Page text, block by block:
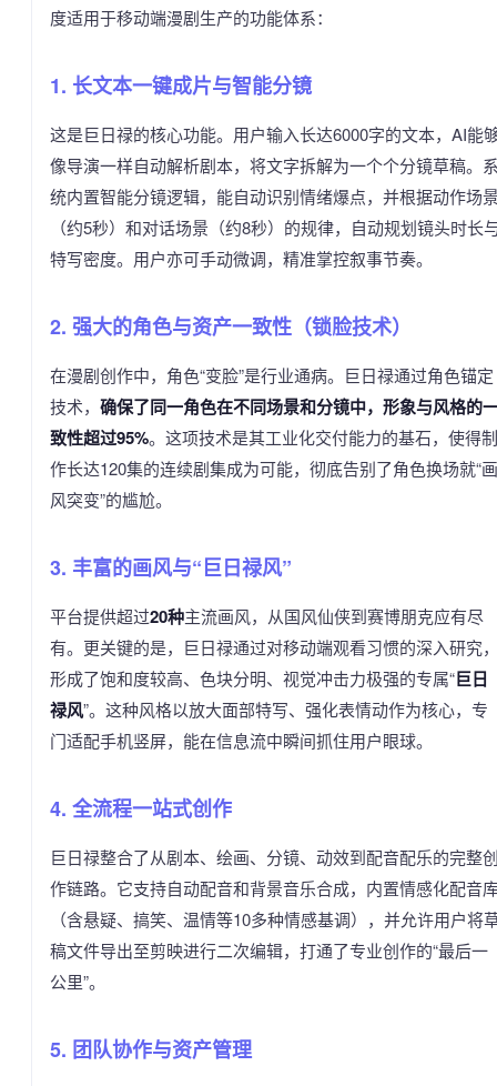
度适用于移动端漫剧生产的功能体系：
1. 长文本一键成片与智能分镜
这是巨日禄的核心功能。用户输入长达6000字的文本，AI能
像导演一样自动解析剧本，将文字拆解为一个个分镜草稿。
统内置智能分镜逻辑，能自动识别情绪爆点，并根据动作场
（约5秒）和对话场景（约8秒）的规律，自动规划镜头时长
特写密度。用户亦可手动微调，精准掌控叙事节奏。
2. 强大的角色与资产一致性（锁脸技术）
在漫剧创作中，角色“变脸”是行业通病。巨日禄通过角色锚定
技术， 确保了同一角色在不同场景和分镜中，形象与风格的
致性超过95%。这项技术是其工业化交付能力的基石，使得制
作长达120集的连续剧集成为可能，彻底告别了角色换场就“画
风突变”的尴尬。
3. 丰富的画风与“巨日禄风”
平台提供超过20种主流画风，从国风仙侠到赛博朋克应有尽
有。更关键的是，巨日禄通过对移动端观看习惯的深入研究
形成了饱和度较高、色块分明、视觉冲击力极强的专属“巨日
禄风”。这种风格以放大面部特写、强化表情动作为核心，专
门适配手机竖屏，能在信息流中瞬间抓住用户眼球。
4. 全流程一站式创作
巨日禄整合了从剧本、绘画、分镜、动效到配音配乐的完整
作链路。它支持自动配音和背景音乐合成，内置情感化配音
（含悬疑、搞笑、温情等10多种情感基调），并允许用户将
稿文件导出至剪映进行二次编辑，打通了专业创作的“最后一
公里”。
5. 团队协作与资产管理